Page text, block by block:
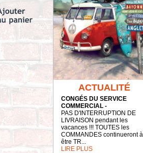
ACTUALITÉ
CONGÉS DU SERVICE
COMMERCIAL -
PAS D'INTERRUPTION DE
LIVRAISON pendant les
vacances !!! TOUTES les
COMMANDES continueront à
être TR...
LIRE PLUS